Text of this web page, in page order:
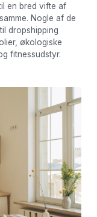
en bred vifte af
Nogle af de
dropshipping
økologiske
fitnessudstyr.